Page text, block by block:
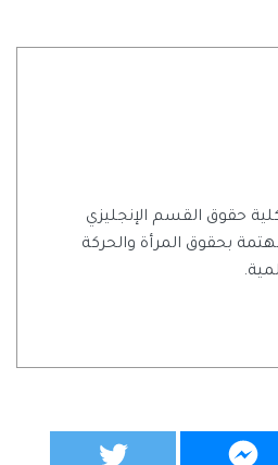
حقوق القسم الإنجليزي
بحقوق المرأة والحركة